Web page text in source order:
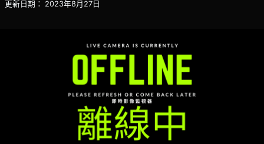
更新日期： 2023年8月27日